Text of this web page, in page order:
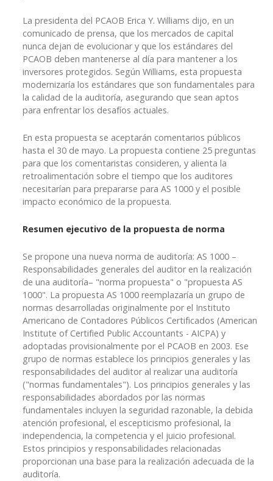
La presidenta del PCAOB Erica Y. Williams dijo, en un
comunicado de prensa, que los mercados de capital
nunca dejan de evolucionar y que los estándares del
PCAOB deben mantenerse al día para mantener a los
inversores protegidos. Según Williams, esta propuesta
modernizaría los estándares que son fundamentales para
la calidad de la auditoría, asegurando que sean aptos
para enfrentar los desafíos actuales.
En esta propuesta se aceptarán comentarios públicos
hasta el 30 de mayo. La propuesta contiene 25 preguntas
para que los comentaristas consideren, y alienta la
retroalimentación sobre el tiempo que los auditores
necesitarían para prepararse para AS 1000 y el posible
impacto económico de la propuesta.
Resumen ejecutivo de la propuesta de norma
Se propone una nueva norma de auditoría: AS 1000 –
Responsabilidades generales del auditor en la realización
de una auditoría– "norma propuesta" o "propuesta AS
1000". La propuesta AS 1000 reemplazaría un grupo de
normas desarrolladas originalmente por el Instituto
Americano de Contadores Públicos Certificados (American
Institute of Certified Public Accountants - AICPA) y
adoptadas provisionalmente por el PCAOB en 2003. Ese
grupo de normas establece los principios generales y las
responsabilidades del auditor al realizar una auditoría
("normas fundamentales"). Los principios generales y las
responsabilidades abordados por las normas
fundamentales incluyen la seguridad razonable, la debida
atención profesional, el escepticismo profesional, la
independencia, la competencia y el juicio profesional.
Estos principios y responsabilidades relacionadas
proporcionan una base para la realización adecuada de la
auditoría.